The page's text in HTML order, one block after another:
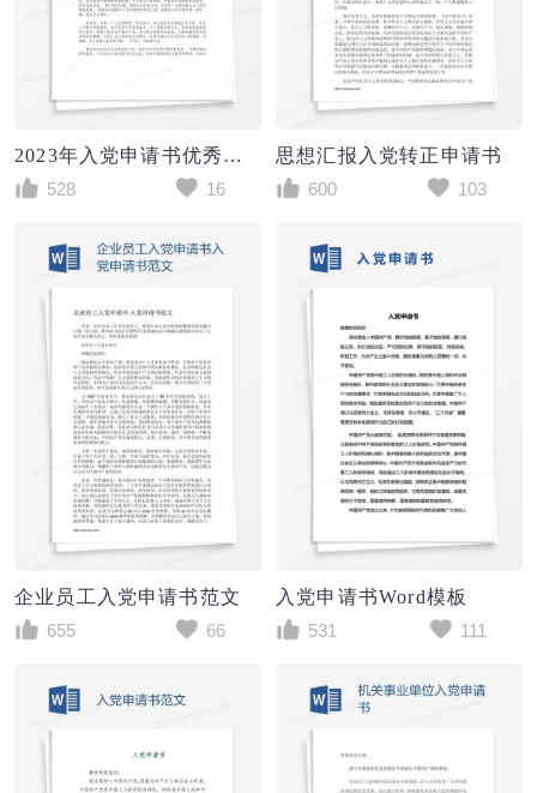
2023年入党申请书优秀范文大全
528
16
思想汇报入党转正申请书
600
103
企业员工入党申请书范文
655
66
入党申请书Word模板
531
111